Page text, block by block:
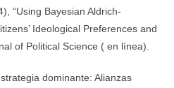
“Using Bayesian Aldrich-
Ideological Preferences and
of Political Science ( en línea).
dominante: Alianzas